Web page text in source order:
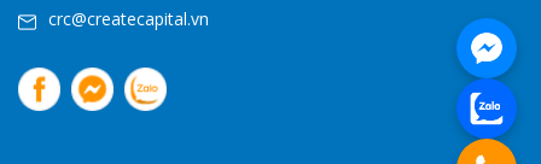
crc@createcapital.vn